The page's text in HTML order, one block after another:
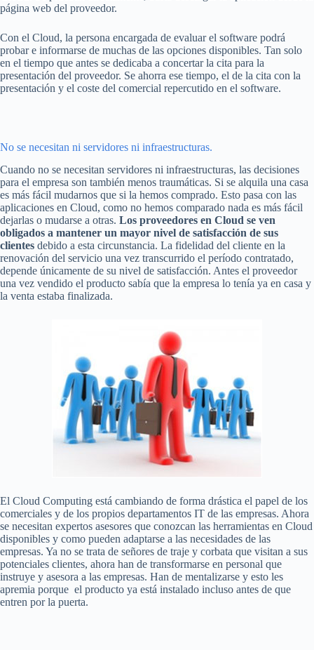
página web del proveedor.
Con el Cloud, la persona encargada de evaluar el software podrá
probar e informarse de muchas de las opciones disponibles. Tan solo
en el tiempo que antes se dedicaba a concertar la cita para la
presentación del proveedor. Se ahorra ese tiempo, el de la cita con la
presentación y el coste del comercial repercutido en el software.
No se necesitan ni servidores ni infraestructuras.
Cuando no se necesitan servidores ni infraestructuras, las decisiones
para el empresa son también menos traumáticas. Si se alquila una casa
es más fácil mudarnos que si la hemos comprado. Esto pasa con las
aplicaciones en Cloud, como no hemos comparado nada es más fácil
dejarlas o mudarse a otras. Los proveedores en Cloud se ven
obligados a mantener un mayor nivel de satisfacción de sus
clientes debido a esta circunstancia. La fidelidad del cliente en la
renovación del servicio una vez transcurrido el período contratado,
depende únicamente de su nivel de satisfacción. Antes el proveedor
una vez vendido el producto sabía que la empresa lo tenía ya en casa y
la venta estaba finalizada.
El Cloud Computing está cambiando de forma drástica el papel de los
comerciales y de los propios departamentos IT de las empresas. Ahora
se necesitan expertos asesores que conozcan las herramientas en Cloud
disponibles y como pueden adaptarse a las necesidades de las
empresas. Ya no se trata de señores de traje y corbata que visitan a sus
potenciales clientes, ahora han de transformarse en personal que
instruye y asesora a las empresas. Han de mentalizarse y esto les
apremia porque el producto ya está instalado incluso antes de que
entren por la puerta.